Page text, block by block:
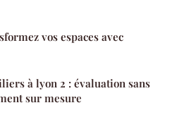
vos espaces avec
à lyon 2 : évaluation sans
sur mesure